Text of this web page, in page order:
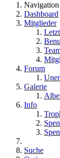
Navigation
Dashboard
Mitglieder
Forum
Galerie
Info
Suche